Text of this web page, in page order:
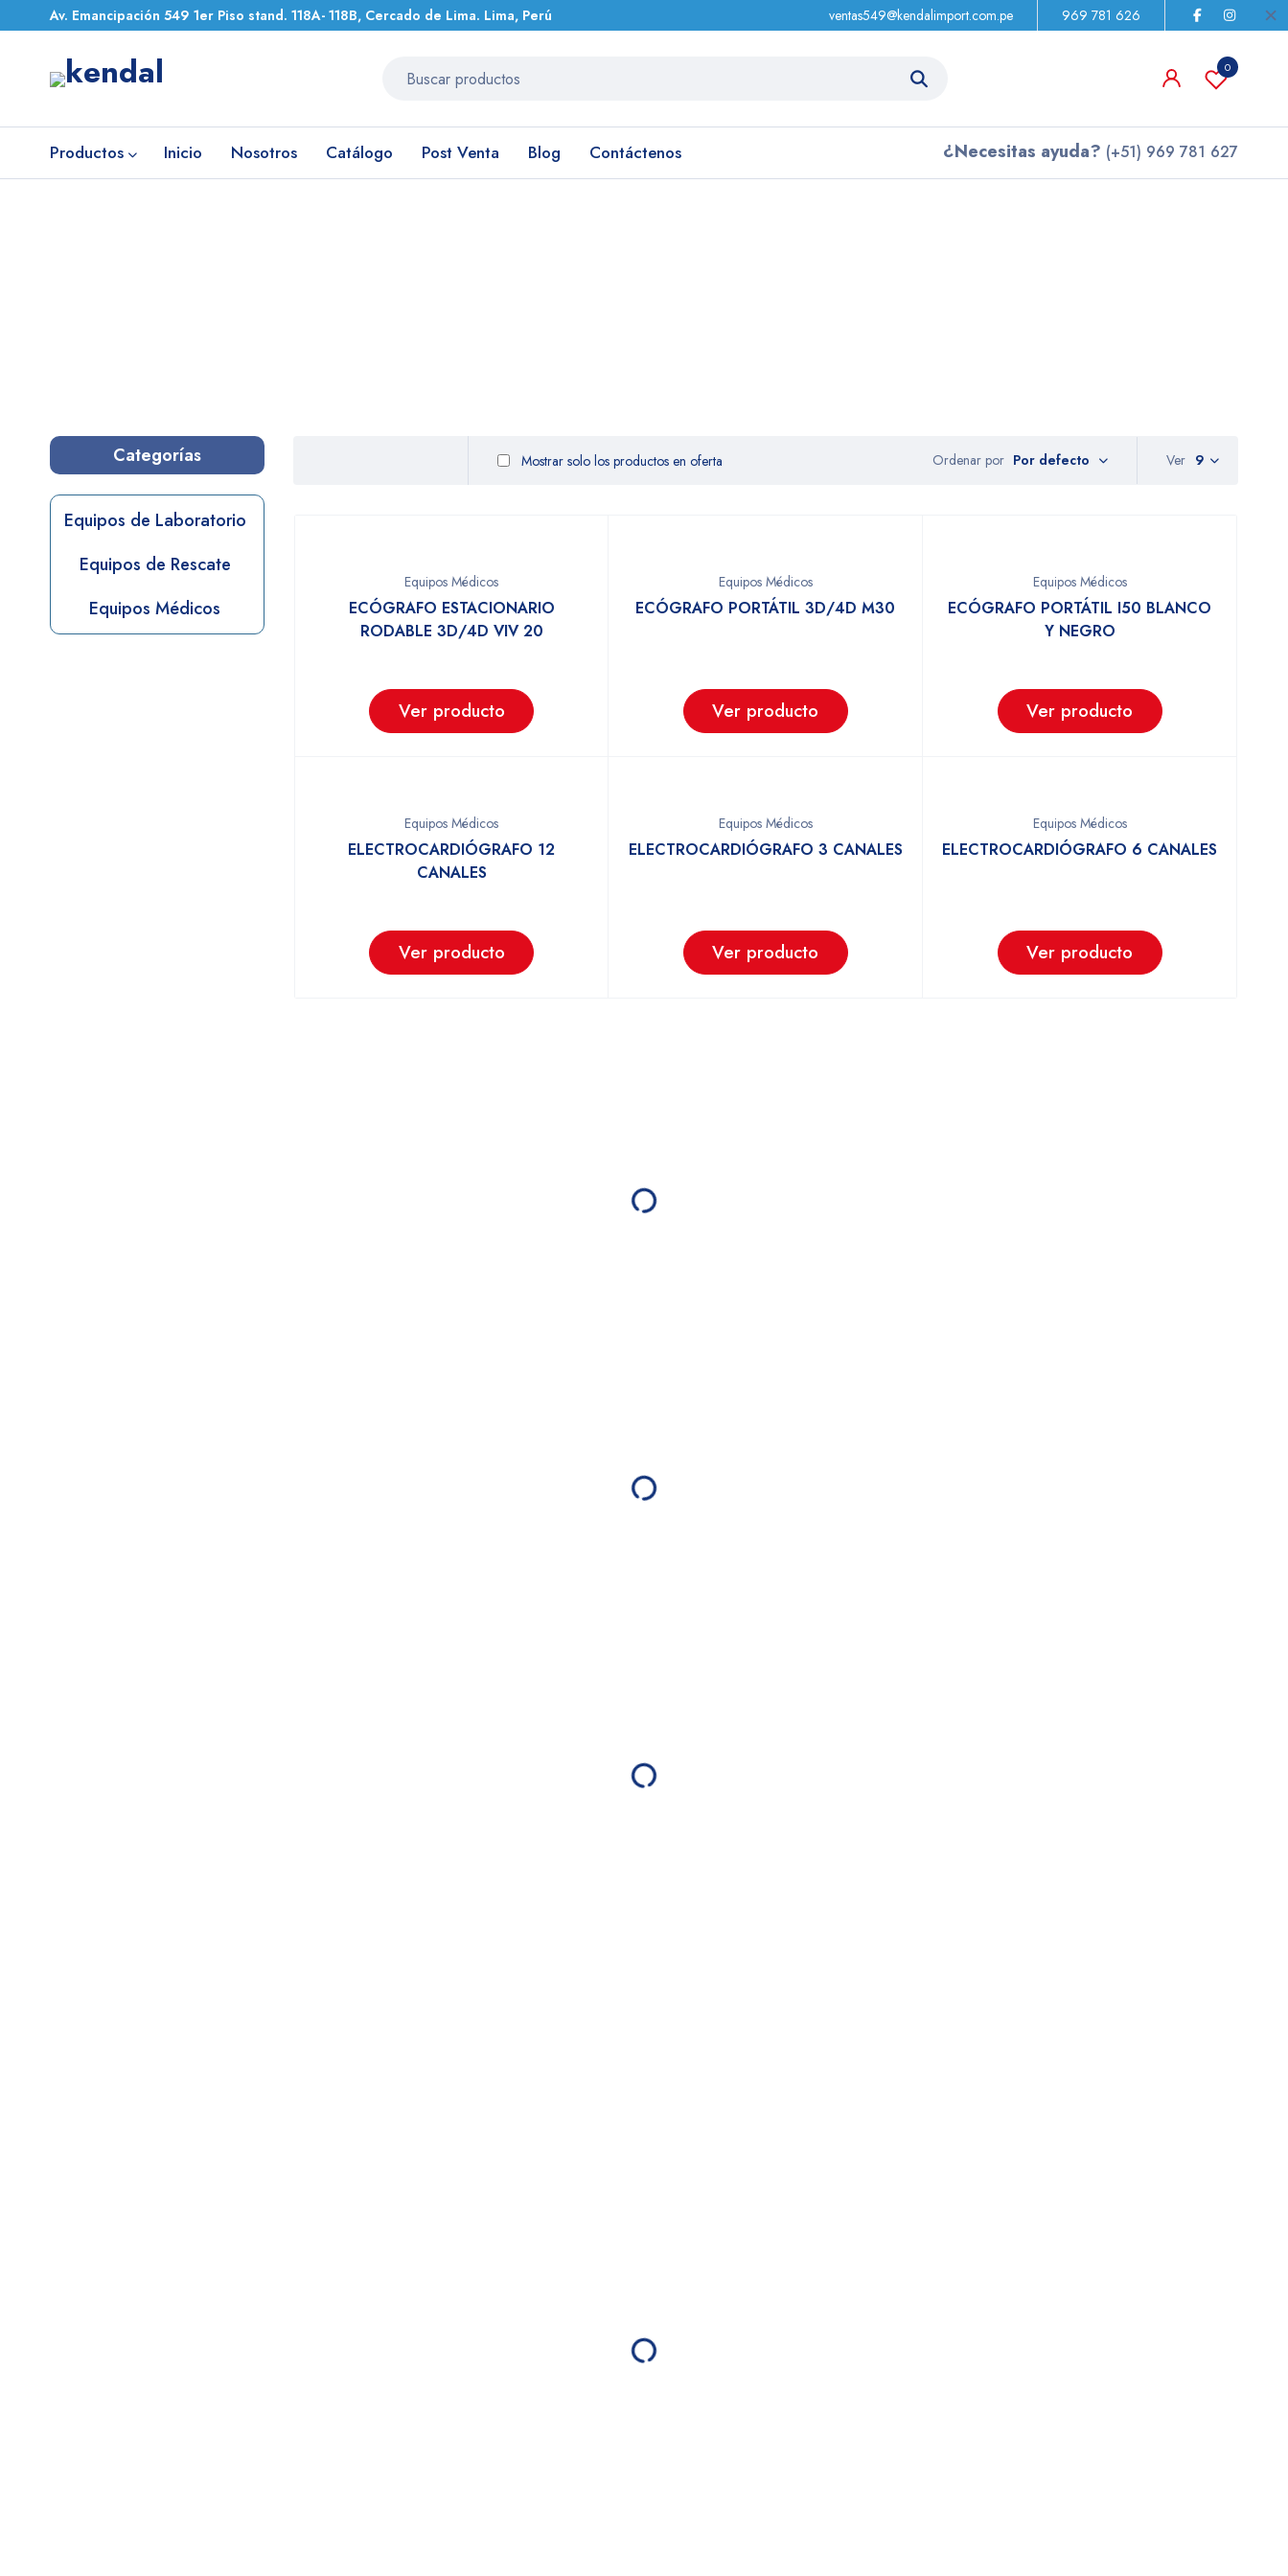
Av. Emancipación 549 1er Piso stand. 118A- 118B, Cercado de Lima. Lima, Perú ventas549@kendalimport.com.pe 969 781 626
0
Productos Inicio Nosotros Catálogo Post Venta Blog Contáctenos ¿Necesitas ayuda? (+51) 969 781 627
Categorías
Equipos de Laboratorio
Equipos de Rescate
Equipos Médicos
Ordenar por Por defecto
Mostrar solo los productos en oferta Ver 9
Equipos Médicos
ECÓGRAFO ESTACIONARIO
RODABLE 3D/4D VIV 20
Ver producto
Equipos Médicos
ECÓGRAFO PORTÁTIL 3D/4D M30
Ver producto
Equipos Médicos
ECÓGRAFO PORTÁTIL I50 BLANCO
Y NEGRO
Ver producto
Equipos Médicos
ELECTROCARDIÓGRAFO 12
CANALES
Ver producto
Equipos Médicos
ELECTROCARDIÓGRAFO 3 CANALES
Ver producto
Equipos Médicos
ELECTROCARDIÓGRAFO 6 CANALES
Ver producto